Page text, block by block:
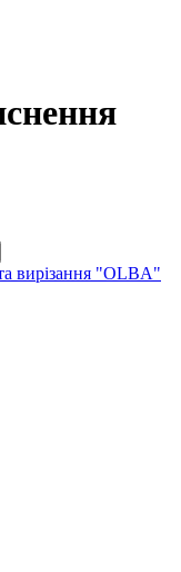
вирізання "OLBA"